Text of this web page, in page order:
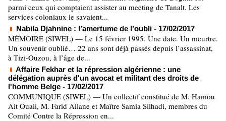
parmi ceux qui comptaient assister au meeting de Tanalt. Les
services coloniaux le savaient...
Nabila Djahnine : l’amertume de l’oubli - 17/02/2017
MÉMOIRE (SIWEL) — Le 15 février 1995. Une date. Un meurtre.
Un souvenir oublié… 22 ans sont déjà passés depuis l’assassinat,
à Tizi-Ouzou, à l’âge de...
Affaire Fekhar et la répression algérienne : une
délégation auprès d'un avocat et militant des droits de
l'homme Belge - 17/02/2017
COMMUNIQUE (SIWEL) — Un collectif constitué de M. Hamou
Ait Ouali, M. Farid Ailane et Maître Samia Silhadi, membres du
Comité Contre la Répression en...